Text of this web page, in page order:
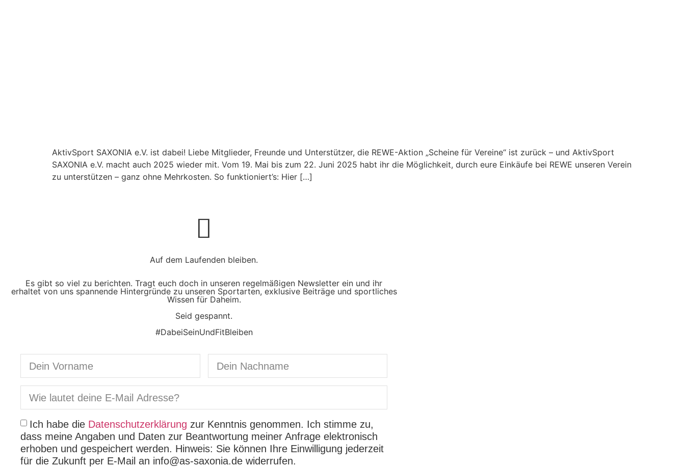
AktivSport SAXONIA e.V. ist dabei! Liebe Mitglieder, Freunde und Unterstützer, die REWE-Aktion „Scheine für Vereine“ ist zurück – und AktivSport
SAXONIA e.V. macht auch 2025 wieder mit. Vom 19. Mai bis zum 22. Juni 2025 habt ihr die Möglichkeit, durch eure Einkäufe bei REWE unseren Verein
zu unterstützen – ganz ohne Mehrkosten. So funktioniert’s: Hier […]
Auf dem Laufenden bleiben.
Es gibt so viel zu berichten. Tragt euch doch in unseren regelmäßigen Newsletter ein und ihr
erhaltet von uns spannende Hintergründe zu unseren Sportarten, exklusive Beiträge und sportliches
Wissen für Daheim.
Seid gespannt.
#DabeiSeinUndFitBleiben
Ich habe die Datenschutzerklärung zur Kenntnis genommen. Ich stimme zu,
dass meine Angaben und Daten zur Beantwortung meiner Anfrage elektronisch
erhoben und gespeichert werden. Hinweis: Sie können Ihre Einwilligung jederzeit
für die Zukunft per E-Mail an info@as-saxonia.de widerrufen.